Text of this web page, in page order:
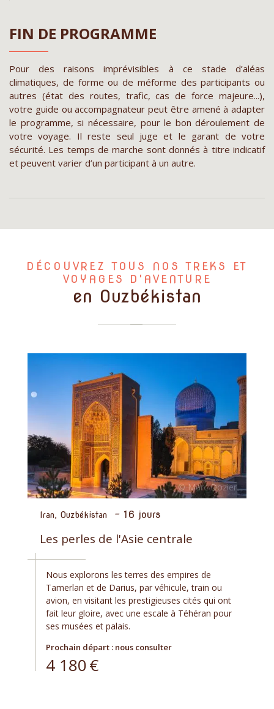
FIN DE PROGRAMME
Pour des raisons imprévisibles à ce stade d’aléas
climatiques, de forme ou de méforme des participants ou
autres (état des routes, trafic, cas de force majeure...),
votre guide ou accompagnateur peut être amené à adapter
le programme, si nécessaire, pour le bon déroulement de
votre voyage. Il reste seul juge et le garant de votre
sécurité. Les temps de marche sont donnés à titre indicatif
et peuvent varier d’un participant à un autre.
DÉCOUVREZ TOUS NOS TREKS ET
VOYAGES D'AVENTURE
en Ouzbékistan
Iran, Ouzbékistan - 16 jours
Les perles de l'Asie centrale
Nous explorons les terres des empires de
Tamerlan et de Darius, par véhicule, train ou
avion, en visitant les prestigieuses cités qui ont
fait leur gloire, avec une escale à Téhéran pour
ses musées et palais.
Prochain départ : nous consulter
4 180€